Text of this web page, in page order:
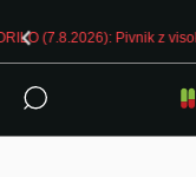
LSD v Mariboru